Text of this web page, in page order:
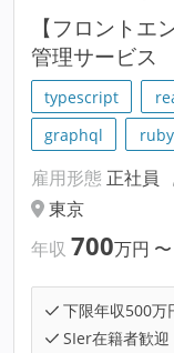
【フロント
管理サービス
typescript
graphql
雇用形態 正社員
東京
年収 700万円 〜
下限年収500万
SIer在籍者歓迎